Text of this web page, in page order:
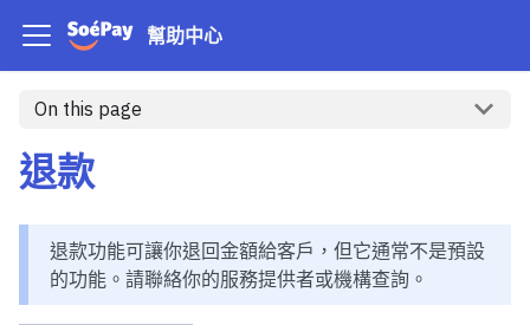
幫助中心
On this page
退款
退款功能可讓你退回金額給客戶，但它通常不是預設
的功能。請聯絡你的服務提供者或機構查詢。